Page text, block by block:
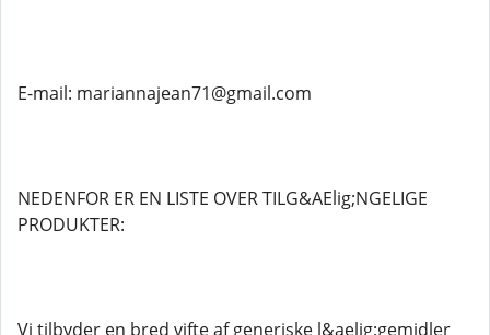
E-mail: mariannajean71@gmail.com
NEDENFOR ER EN LISTE OVER TILG&AElig;NGELIGE
PRODUKTER:
Vi tilbyder en bred vifte af generiske l&aelig;gemidler